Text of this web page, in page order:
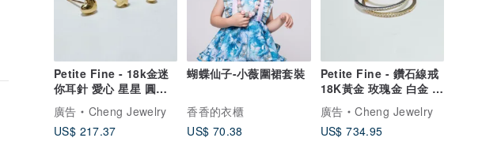
Petite Fine - 18k金迷
你耳針 愛心 星星 圓珠_
母親節禮盒
廣告
Cheng Jewelry
US$ 217.37
蝴蝶仙子-小薇圍裙套裝
香香的衣櫃
US$ 70.38
Petite Fine - 鑽石線戒
18K黃金 玫瑰金 白金 母
親節禮盒
廣告
Cheng Jewelry
US$ 734.95